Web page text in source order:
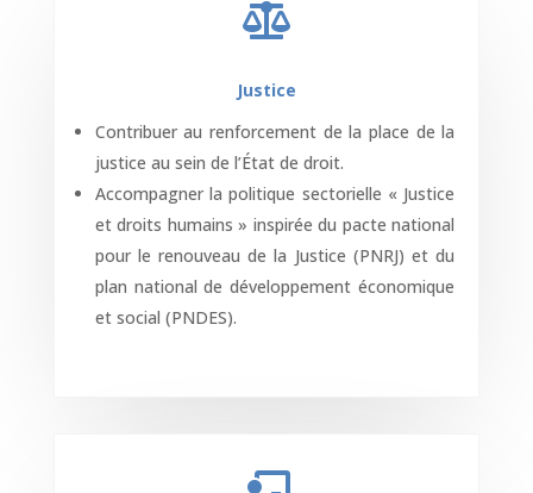

Justice
Contribuer au renforcement de la place de la
justice au sein de l’État de droit.
Accompagner la politique sectorielle « Justice
et droits humains » inspirée du pacte national
pour le renouveau de la Justice (PNRJ) et du
plan national de développement économique
et social (PNDES).